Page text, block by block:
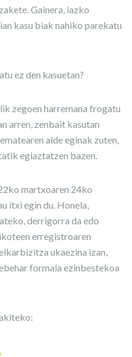
Gainera, iazko
kasu biak nahiko parekatu
ez den kasuetan?
zegoen harremana frogatu
arren, zenbait kasutan
alde eginak zuten,
egiaztatzen bazen.
martxoaren 24ko
itxi egin du. Honela,
derrigorra da edo
erregistroaren
ukaezina izan,
formala ezinbestekoa